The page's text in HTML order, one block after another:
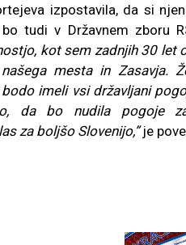
izpostavila, da si
tudi v Državnem zboru
kot sem zadnjih 30
mesta in Zasavja.
imeli vsi državljani
da bo nudila pogoje
za boljšo Slovenijo,”je